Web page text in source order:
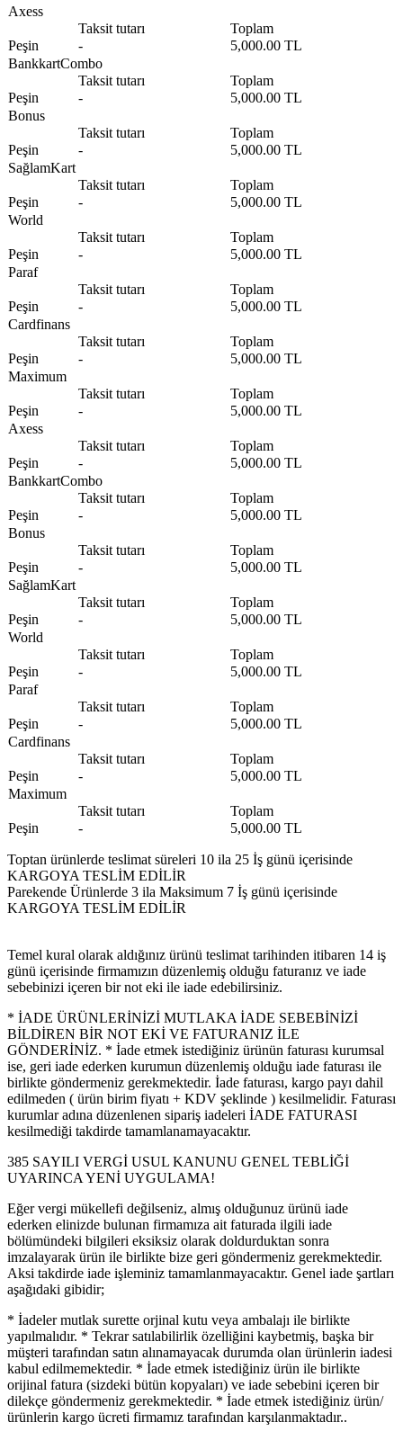
Axess
Taksit tutarı
Toplam
Peşin
-
5,000.00 TL
BankkartCombo
Taksit tutarı
Toplam
Peşin
-
5,000.00 TL
Bonus
Taksit tutarı
Toplam
Peşin
-
5,000.00 TL
SağlamKart
Taksit tutarı
Toplam
Peşin
-
5,000.00 TL
World
Taksit tutarı
Toplam
Peşin
-
5,000.00 TL
Paraf
Taksit tutarı
Toplam
Peşin
-
5,000.00 TL
Cardfinans
Taksit tutarı
Toplam
Peşin
-
5,000.00 TL
Maximum
Taksit tutarı
Toplam
Peşin
-
5,000.00 TL
Axess
Taksit tutarı
Toplam
Peşin
-
5,000.00 TL
BankkartCombo
Taksit tutarı
Toplam
Peşin
-
5,000.00 TL
Bonus
Taksit tutarı
Toplam
Peşin
-
5,000.00 TL
SağlamKart
Taksit tutarı
Toplam
Peşin
-
5,000.00 TL
World
Taksit tutarı
Toplam
Peşin
-
5,000.00 TL
Paraf
Taksit tutarı
Toplam
Peşin
-
5,000.00 TL
Cardfinans
Taksit tutarı
Toplam
Peşin
-
5,000.00 TL
Maximum
Taksit tutarı
Toplam
Peşin
- 5,000.00 TL
Toptan ürünlerde teslimat süreleri 10 ila 25 İş günü içerisinde
KARGOYA TESLİM EDİLİR
Parekende Ürünlerde 3 ila Maksimum 7 İş günü içerisinde
KARGOYA TESLİM EDİLİR
Temel kural olarak aldığınız ürünü teslimat tarihinden itibaren 14 iş
günü içerisinde firmamızın düzenlemiş olduğu faturanız ve iade
sebebinizi içeren bir not eki ile iade edebilirsiniz.
* İADE ÜRÜNLERİNİZİ MUTLAKA İADE SEBEBİNİZİ
BİLDİREN BİR NOT EKİ VE FATURANIZ İLE
GÖNDERİNİZ. * İade etmek istediğiniz ürünün faturası kurumsal
ise, geri iade ederken kurumun düzenlemiş olduğu iade faturası ile
birlikte göndermeniz gerekmektedir. İade faturası, kargo payı dahil
edilmeden ( ürün birim fiyatı + KDV şeklinde ) kesilmelidir. Faturası
kurumlar adına düzenlenen sipariş iadeleri İADE FATURASI
kesilmediği takdirde tamamlanamayacaktır.
385 SAYILI VERGİ USUL KANUNU GENEL TEBLİĞİ
UYARINCA YENİ UYGULAMA!
Eğer vergi mükellefi değilseniz, almış olduğunuz ürünü iade
ederken elinizde bulunan firmamıza ait faturada ilgili iade
bölümündeki bilgileri eksiksiz olarak doldurduktan sonra
imzalayarak ürün ile birlikte bize geri göndermeniz gerekmektedir.
Aksi takdirde iade işleminiz tamamlanmayacaktır. Genel iade şartları
aşağıdaki gibidir;
* İadeler mutlak surette orjinal kutu veya ambalajı ile birlikte
yapılmalıdır. * Tekrar satılabilirlik özelliğini kaybetmiş, başka bir
müşteri tarafından satın alınamayacak durumda olan ürünlerin iadesi
kabul edilmemektedir. * İade etmek istediğiniz ürün ile birlikte
orijinal fatura (sizdeki bütün kopyaları) ve iade sebebini içeren bir
dilekçe göndermeniz gerekmektedir. * İade etmek istediğiniz ürün/
ürünlerin kargo ücreti firmamız tarafından karşılanmaktadır..